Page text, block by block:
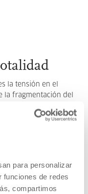
para personalizar
funciones de redes
compartimos
la tensión en el
la fragmentación del
AS